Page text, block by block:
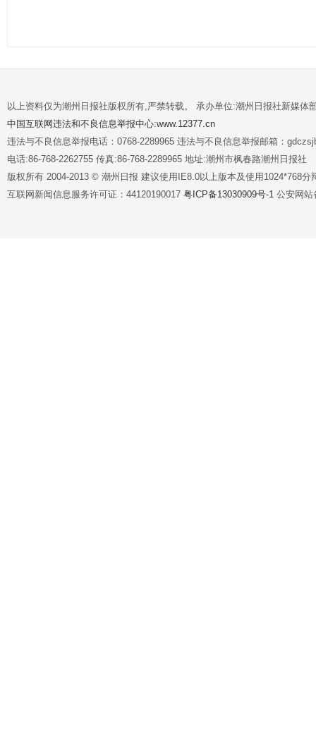
以上资料仅为潮州日报社版权所有,严禁转载。 承办单位:潮州日报社新媒体
中国互联网违法和不良信息举报中心:www.12377.cn
违法与不良信息举报电话：0768-2289965 违法与不良信息举报邮箱：
电话:86-768-2262755 传真:86-768-2289965 地址:潮州市枫春路潮州日报社
版权所有 2004-2013 © 潮州日报 建议使用IE8.0以上版本及使用1024*768分
互联网新闻信息服务许可证：44120190017 粤ICP备13030909号-1 公安网站